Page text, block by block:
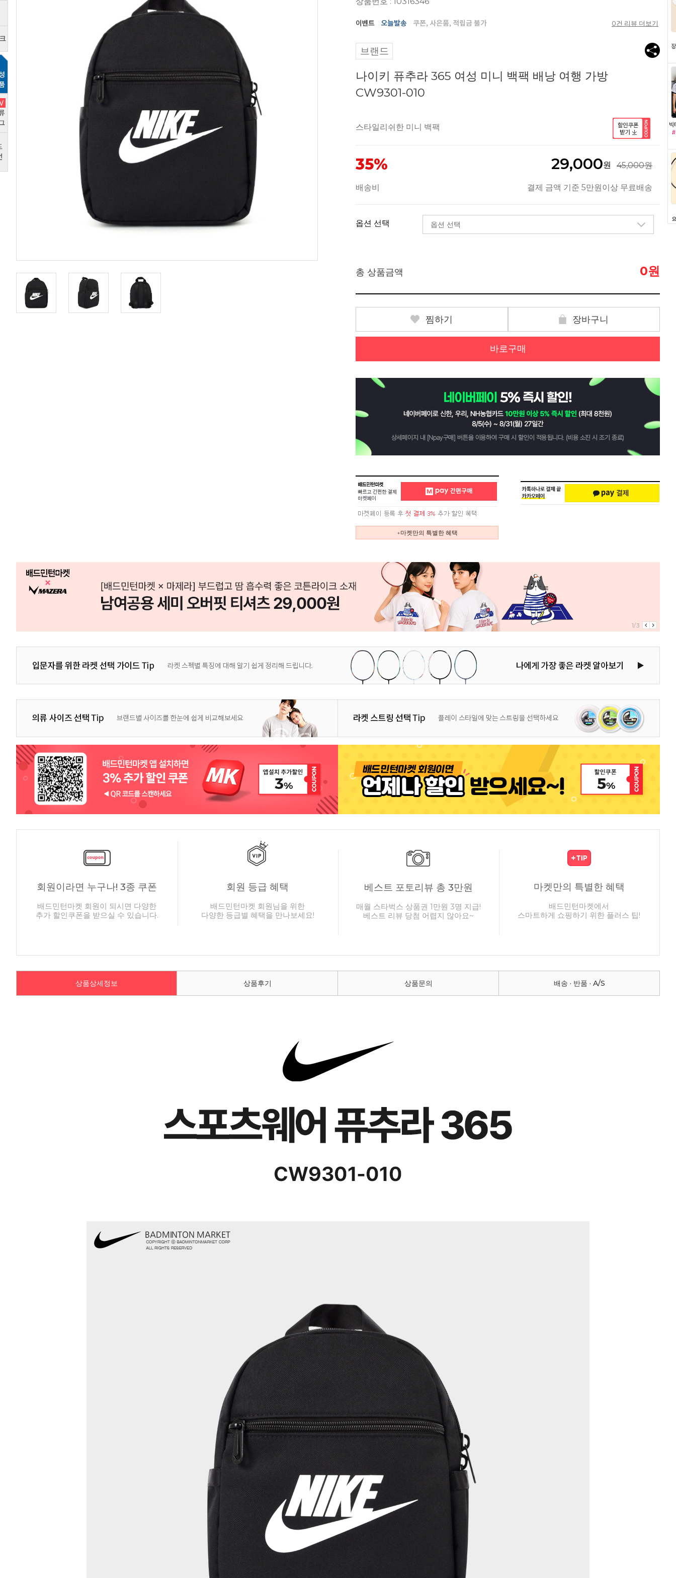
0건 리뷰 더보기
브랜드
나이키 퓨추라 365 여성 미니 백팩 배낭 여행 가방
CW9301-010
스타일리쉬한 미니 백팩
35% 29,000원 45,000원
배송비 결제 금액 기준 5만원이상 무료배송
옵션 선택
총 상품금액 0원
찜하기 장바구니
바로구매
+마켓만의 특별한 혜택
1/3
회원이라면 누구나! 3종 쿠폰
배드민턴마켓 회원이 되시면 다양한
추가 할인쿠폰을 받으실 수 있습니다.
회원 등급 혜택
배드민턴마켓 회원님을 위한
다양한 등급별 혜택을 만나보세요!
베스트 포토리뷰 총 3만원
매월 스타벅스 상품권 1만원 3명 지급!
베스트 리뷰 당첨 어렵지 않아요~
마켓만의 특별한 혜택
배드민턴마켓에서
스마트하게 쇼핑하기 위한 플러스 팁!
상품상세정보 상품후기 상품문의 배송 · 반품 · A/S